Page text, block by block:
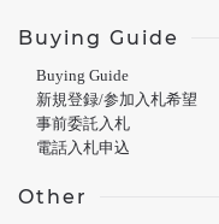
Buying Guide
Buying Guide
新規登録/参加入札希望
事前委託入札
電話入札申込
Other